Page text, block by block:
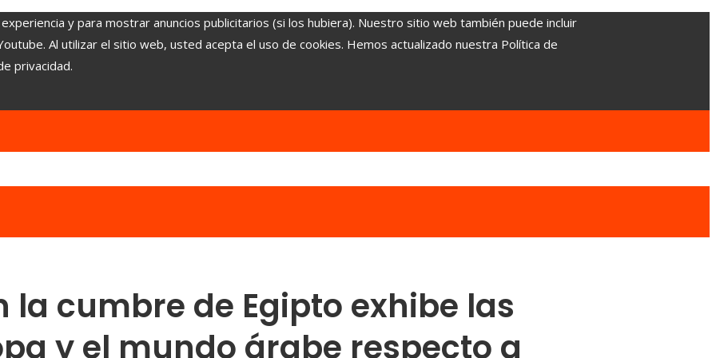
y para mostrar anuncios publicitarios (si los hubiera). Nuestro sitio web también puede incluir
Al utilizar el sitio web, usted acepta el uso de cookies. Hemos actualizado nuestra Política de
privacidad.
la cumbre de Egipto exhibe las
y el mundo árabe respecto a